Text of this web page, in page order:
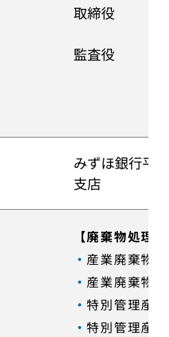
取締役
監査役
みずほ銀行平
支店
【廃棄物処理
・ 産業廃棄物
・ 産業廃棄物
・特別管理産
・特別管理産